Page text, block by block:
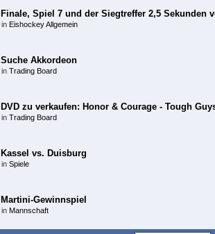
Finale, Spiel 7 und der Siegtreffer 2,5 Sekunden
in Eishockey Allgemein
Suche Akkordeon
in Trading Board
DVD zu verkaufen: Honor & Courage - Tough
in Trading Board
Kassel vs. Duisburg
in Spiele
Martini-Gewinnspiel
in Mannschaft